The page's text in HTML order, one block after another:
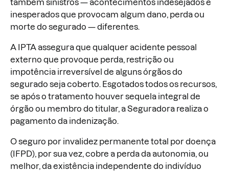
também sinistros — acontecimentos indesejados e
inesperados que provocam algum dano, perda ou
morte do segurado — diferentes.
A IPTA assegura que qualquer acidente pessoal
externo que provoque perda, restrição ou
impotência irreversível de alguns órgãos do
segurado seja coberto. Esgotados todos os recursos,
se após o tratamento houver sequela integral de
órgão ou membro do titular, a Seguradora realiza o
pagamento da indenização.
O seguro por invalidez permanente total por doença
(IFPD), por sua vez, cobre a perda da autonomia, ou
melhor, da existência independente do indivíduo